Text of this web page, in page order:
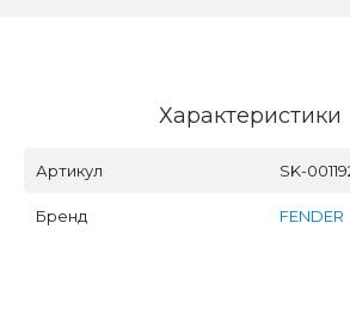
Характеристики
Артикул SK-
Бренд FENDER